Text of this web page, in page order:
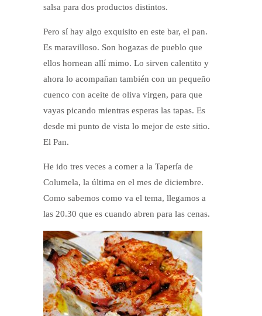
salsa para dos productos distintos.
Pero sí hay algo exquisito en este bar, el pan.
Es maravilloso. Son hogazas de pueblo que
ellos hornean allí mimo. Lo sirven calentito y
ahora lo acompañan también con un pequeño
cuenco con aceite de oliva virgen, para que
vayas picando mientras esperas las tapas. Es
desde mi punto de vista lo mejor de este sitio.
El Pan.
He ido tres veces a comer a la Tapería de
Columela, la última en el mes de diciembre.
Como sabemos como va el tema, llegamos a
las 20.30 que es cuando abren para las cenas.